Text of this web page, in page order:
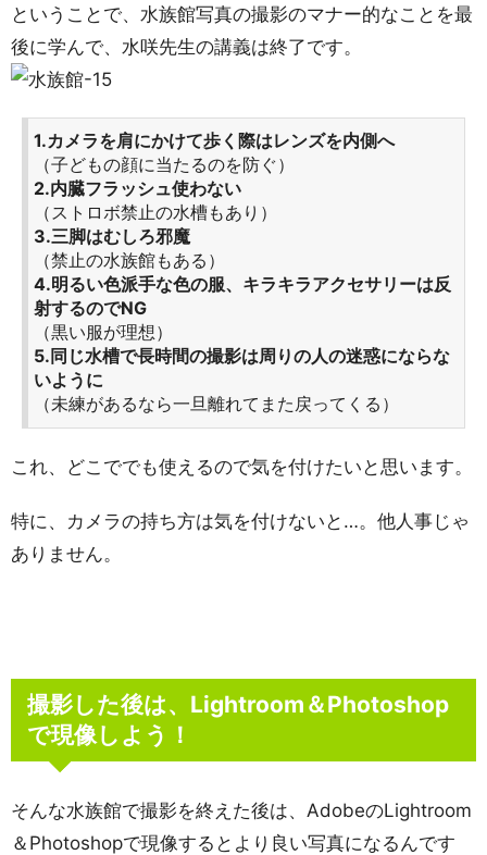
ということで、水族館写真の撮影のマナー的なことを最
後に学んで、水咲先生の講義は終了です。
1.カメラを肩にかけて歩く際はレンズを内側へ
（子どもの顔に当たるのを防ぐ）
2.内臓フラッシュ使わない
（ストロボ禁止の水槽もあり）
3.三脚はむしろ邪魔
（禁止の水族館もある）
4.明るい色派手な色の服、キラキラアクセサリーは反
射するのでNG
（黒い服が理想）
5.同じ水槽で長時間の撮影は周りの人の迷惑にならな
いように
（未練があるなら一旦離れてまた戻ってくる）
これ、どこででも使えるので気を付けたいと思います。
特に、カメラの持ち方は気を付けないと…。他人事じゃ
ありません。
撮影した後は、Lightroom＆Photoshop
で現像しよう！
そんな水族館で撮影を終えた後は、AdobeのLightroom
＆Photoshopで現像するとより良い写真になるんです